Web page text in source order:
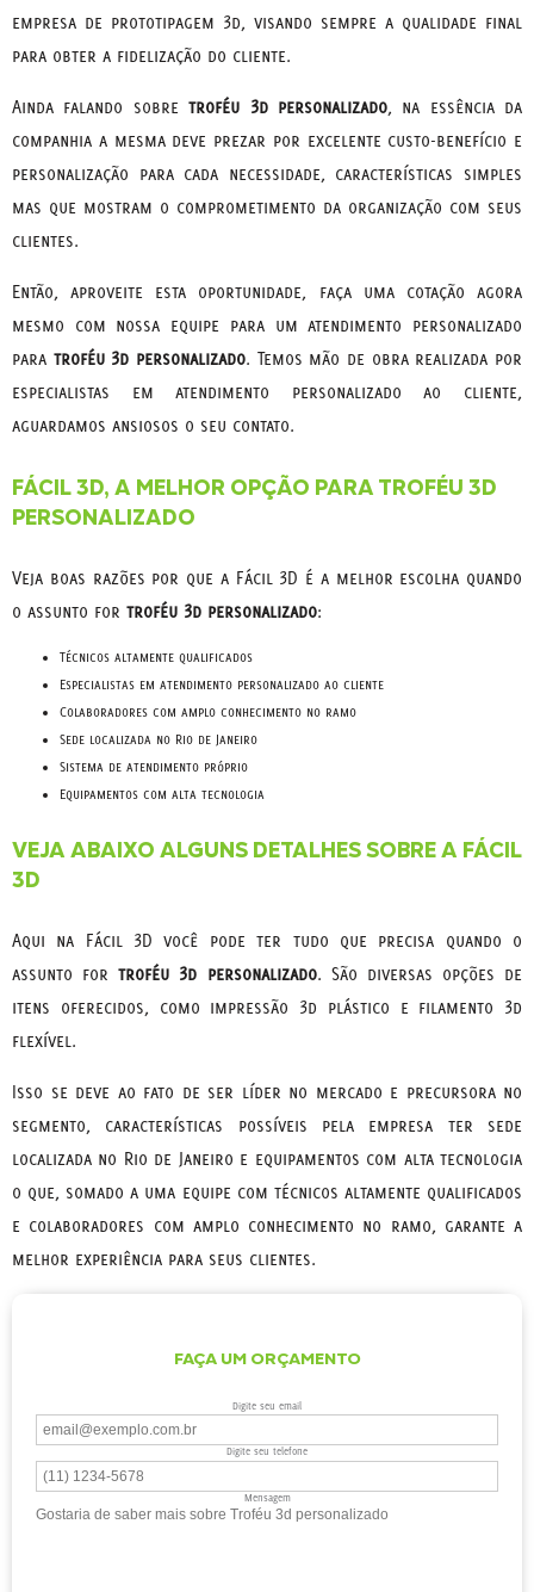
empresa de prototipagem 3d, visando sempre a qualidade final
para obter a fidelização do cliente.
Ainda falando sobretroféu 3d personalizado, na essência da
companhia a mesma deve prezar por excelente custo-benefício e
personalização para cada necessidade, características simples
mas que mostram o comprometimento da organização com seus
clientes.
Então, aproveite esta oportunidade, faça uma cotação agora
mesmo com nossa equipe para um atendimento personalizado
para troféu 3d personalizado. Temos mão de obra realizada por
especialistas em atendimento personalizado ao cliente,
aguardamos ansiosos o seu contato.
FÁCIL 3D, A MELHOR OPÇÃO PARA TROFÉU 3D
PERSONALIZADO
Veja boas razões por que a Fácil 3D é a melhor escolha quando
o assunto for troféu 3d personalizado:
técnicos altamente qualificados
especialistas em atendimento personalizado ao cliente
colaboradores com amplo conhecimento no ramo
sede localizada no Rio de Janeiro
sistema de atendimento próprio
equipamentos com alta tecnologia
VEJA ABAIXO ALGUNS DETALHES SOBRE A FÁCIL
3D
Aqui na Fácil 3D você pode ter tudo que precisa quando o
assunto fortroféu 3d personalizado. São diversas opções de
itens oferecidos, como impressão 3d plástico e filamento 3d
flexível.
Isso se deve ao fato de ser líder no mercado e precursora no
segmento, características possíveis pela empresa ter sede
localizada no Rio de Janeiro e equipamentos com alta tecnologia
o que, somado a uma equipe com técnicos altamente qualificados
e colaboradores com amplo conhecimento no ramo, garante a
melhor experiência para seus clientes.
FAÇA UM ORÇAMENTO
Digite seu email
Digite seu telefone
Mensagem